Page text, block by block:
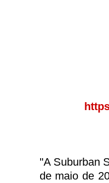
"A Suburban
de maio de